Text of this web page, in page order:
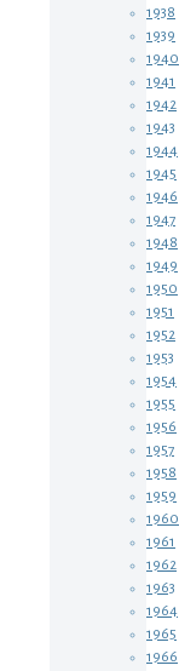
1938
1939
1940
1941
1942
1943
1944
1945
1946
1947
1948
1949
1950
1951
1952
1953
1954
1955
1956
1957
1958
1959
1960
1961
1962
1963
1964
1965
1966